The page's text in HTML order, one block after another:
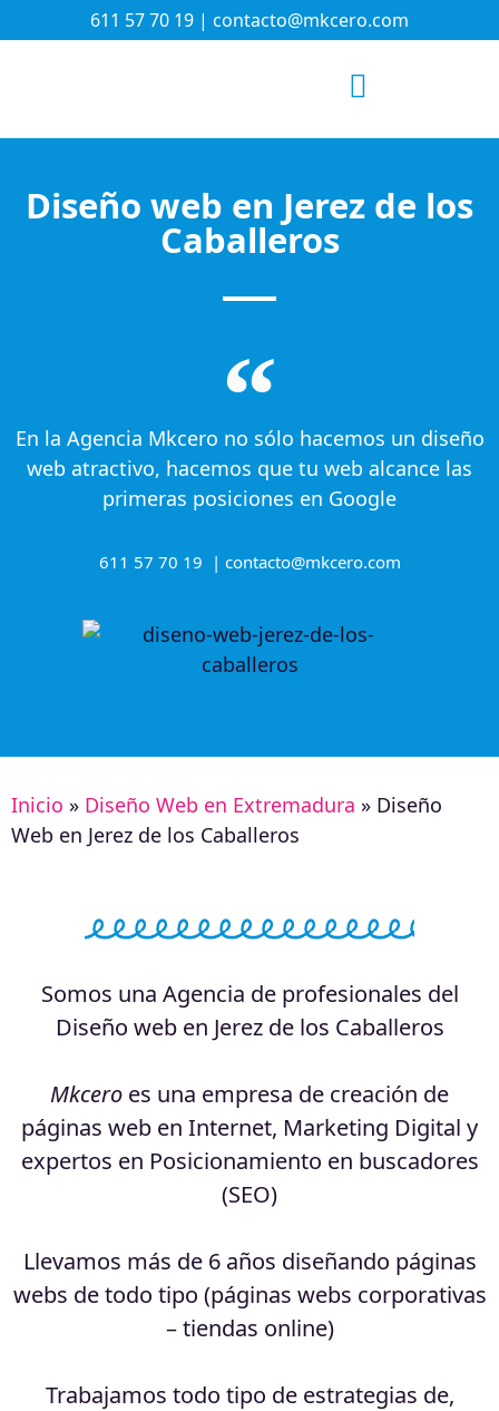
611 57 70 19 | contacto@mkcero.com
Diseño web en Jerez de los
Caballeros
En la Agencia Mkcero no sólo hacemos un diseño
web atractivo, hacemos que tu web alcance las
primeras posiciones en Google
611 57 70 19 | contacto@mkcero.com
Inicio » Diseño Web en Extremadura » Diseño
Web en Jerez de los Caballeros
Somos una Agencia de profesionales del
Diseño web en Jerez de los Caballeros
Mkcero es una empresa de creación de
páginas web en Internet, Marketing Digital y
expertos en Posicionamiento en buscadores
(SEO)
Llevamos más de 6 años diseñando páginas
webs de todo tipo (páginas webs corporativas
– tiendas online)
Trabajamos todo tipo de estrategias de,